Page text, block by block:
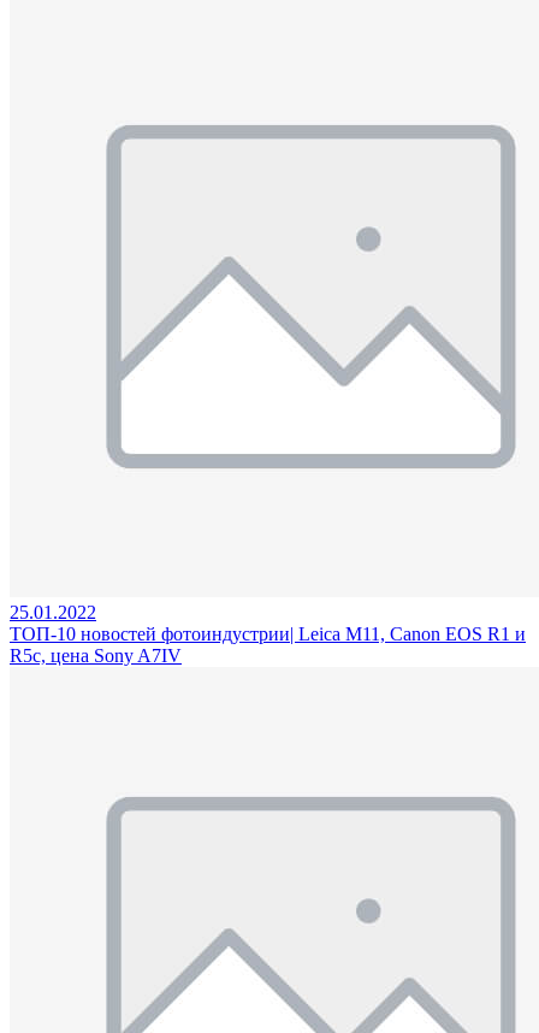
25.01.2022
ТОП-10 новостей фотоиндустрии| Leica M11, Canon EOS R1 и
R5c, цена Sony A7IV